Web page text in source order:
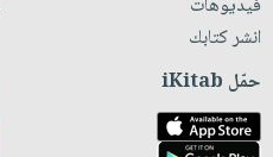
انشر كتابك
حمّل iKitab